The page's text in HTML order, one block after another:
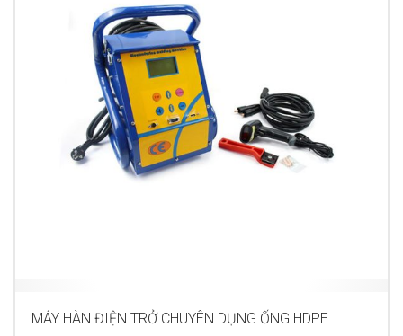
MÁY HÀN ĐIỆN TRỞ CHUYÊN DỤNG ỐNG HDPE